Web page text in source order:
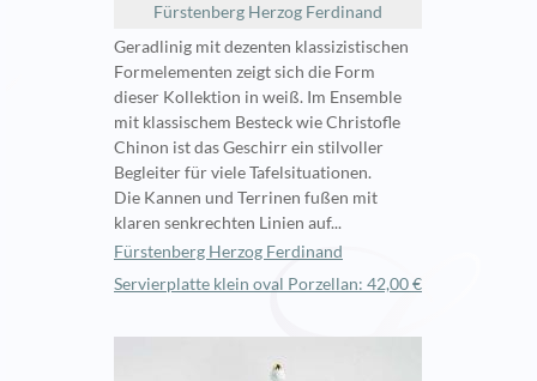
Fürstenberg Herzog Ferdinand
Geradlinig mit dezenten klassizistischen
Formelementen zeigt sich die Form
dieser Kollektion in weiß. Im Ensemble
mit klassischem Besteck wie Christofle
Chinon ist das Geschirr ein stilvoller
Begleiter für viele Tafelsituationen.
Die Kannen und Terrinen fußen mit
klaren senkrechten Linien auf...
Fürstenberg Herzog Ferdinand
Servierplatte klein oval Porzellan: 42,00 €